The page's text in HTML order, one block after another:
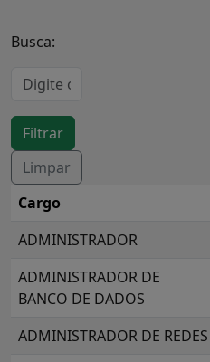
Busca:
Cargo
ADMINISTRADOR
ADMINISTRADOR DE
BANCO DE DADOS
ADMINISTRADOR DE REDES